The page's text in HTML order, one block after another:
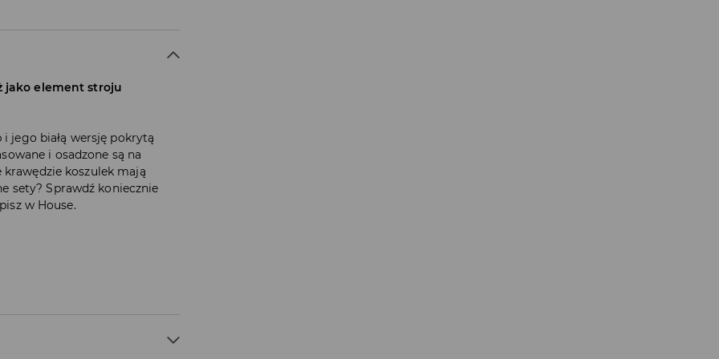
jako element stroju
jego białą wersję pokrytą
i osadzone są na
koszulek mają
sety? Sprawdź koniecznie
w House.